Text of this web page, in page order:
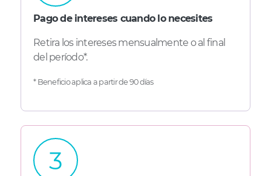
Pago de intereses cuando lo necesites
Retira los intereses mensualmente o al final
del período*.
* Beneficio aplica a partir de 90 días
3